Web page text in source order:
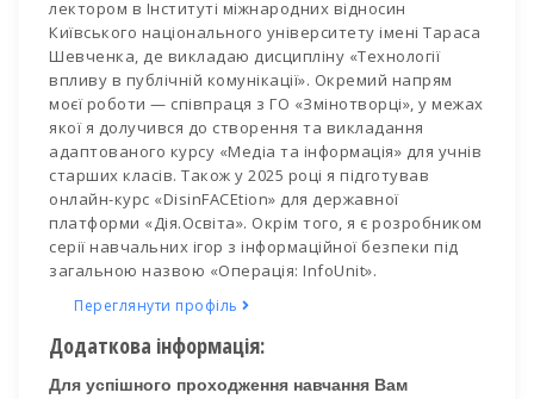
лектором в Інституті міжнародних відносин
Київського національного університету імені Тараса
Шевченка, де викладаю дисципліну «Технології
впливу в публічній комунікації». Окремий напрям
моєї роботи — співпраця з ГО «Змінотворці», у межах
якої я долучився до створення та викладання
адаптованого курсу «Медіа та інформація» для учнів
старших класів. Також у 2025 році я підготував
онлайн-курс «DisinFACEtion» для державної
платформи «Дія.Освіта». Окрім того, я є розробником
серії навчальних ігор з інформаційної безпеки під
загальною назвою «Операція: InfoUnit».
Переглянути профіль
Додаткова інформація:
Для успішного проходження навчання Вам